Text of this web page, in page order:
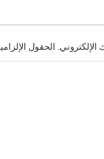
الحقول